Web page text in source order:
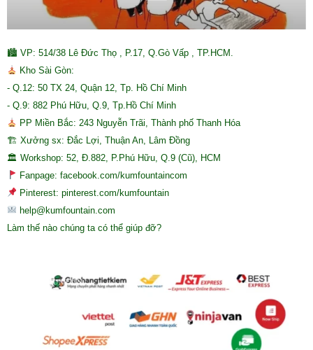
🏙 VP: 514/38 Lê Đức Thọ , P.17, Q.Gò Vấp , TP.HCM.
Kho Sài Gòn:
- Q.12: 50 TX 24, Quận 12, Tp. Hồ Chí Minh
- Q.9: 882 Phú Hữu, Q.9, Tp.Hồ Chí Minh
PP Miền Bắc: 243 Nguyễn Trãi, Thành phố Thanh Hóa
🏗 Xưởng sx: Đắc Lợi, Thuận An, Lâm Đồng
🏛 Workshop: 52, Đ.882, P.Phú Hữu, Q.9 (Cũ), HCM
Fanpage: facebook.com/kumfountaincom
Pinterest: pinterest.com/kumfountain
help@kumfountain.com
Làm thế nào chúng ta có thể giúp đỡ?